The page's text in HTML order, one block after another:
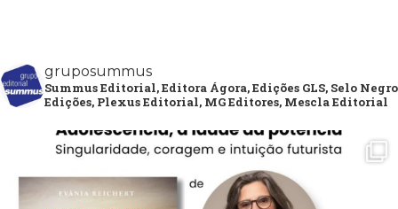
gruposummus
Summus Editorial, Editora Ágora, Edições GLS, Selo Negro
Edições, Plexus Editorial, MG Editores, Mescla Editorial